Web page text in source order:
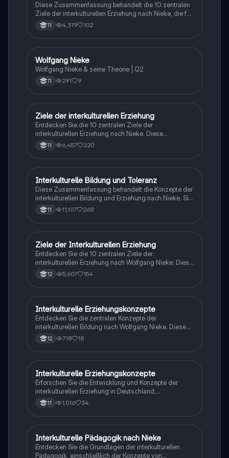
Diese Zusammenfassung behandelt die 10 zentralen
Ziele der interkulturellen Erziehung nach Nieke, die für
das Verständnis von Toleranz, Ethnizität und
kulturellen Begegnungen in einer pluralistischen
Themen: Ethnozentrismus, Rassismus, Solidarität,
Konfliktbewältigung und globale Identität.
11 4,319 102
Psychologie
Wolfgang Nieke
Wolfgang Nieke & seine Theorie | Q2
11 291 9
Psychologie
Ziele der interkulturellen Erziehung
Entdecken Sie die 10 zentralen Ziele der
interkulturellen Erziehung nach Nieke. Diese
Zusammenfassung behandelt Ethnozentrismus, den
Umgang mit Fremdheit, Rassismus, Solidarität und
Pädagogik und verwandter Fachrichtungen.
11 6,457 220
Pädagogik
Interkulturelle Bildung und Toleranz
Diese Zusammenfassung behandelt die Konzepte der
interkulturellen Bildung und Erziehung nach Nieke. Sie
beleuchtet die Bedeutung von Toleranz, den Umgang
mit ethnischen Volksgruppen und die Entwicklung
ein besseres Verständnis für Vielfalt und Integration in
einer multikulturellen Gesellschaft zu fördern.
11 11,107 268
Pädagogik
Ziele der Interkulturellen Erziehung
Entdecken Sie die 10 zentralen Ziele der
interkulturellen Erziehung nach Wolfgang Nieke. Diese
Zusammenfassung behandelt die Förderung von
Toleranz, den Umgang mit Ethnizität, Rassismus und
interkulturelle Bildung entwickeln möchten.
12 5,607 154
Pädagogik
Interkulturelle Erziehungskonzepte
Entdecken Sie die zentralen Konzepte der
interkulturellen Bildung nach Wolfgang Nieke. Diese
Zusammenfassung behandelt die 10 Ziele
interkultureller Erziehung, die Bedeutung von Toleranz,
Studierende der Erziehungswissenschaften und
interkulturellen Studien.
12 718 18
Pädagogik
Interkulturelle Erziehungskonzepte
Erforschen Sie die Entwicklung und Konzepte der
interkulturellen Erziehung in Deutschland,
einschließlich der Herausforderungen von Rassismus,
Ethnozentrismus und der Förderung von Toleranz.
einer differenzierten Bildungsansatz für eine
multikulturelle Gesellschaft.
11 1,016 34
Pädagogik
Interkulturelle Pädagogik nach Nieke
Entdecken Sie die Grundlagen der interkulturellen
Pädagogik, einschließlich der Konzepte von